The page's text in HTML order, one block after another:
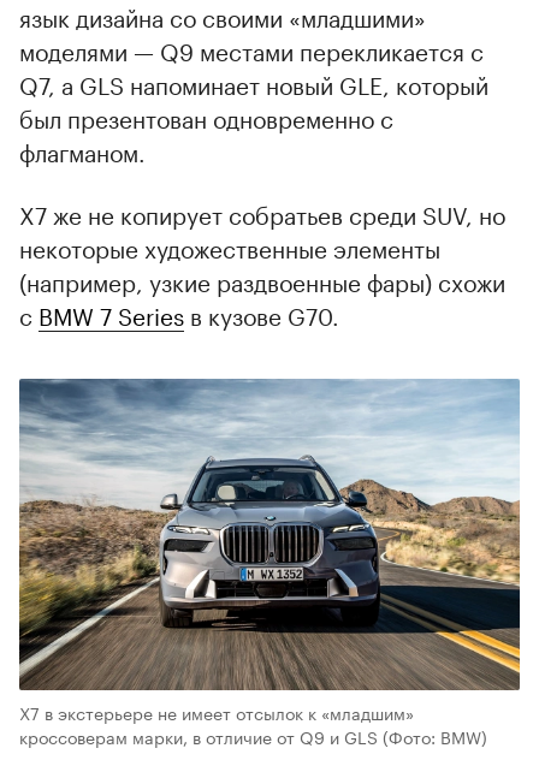
язык дизайна со своими «младшими»
моделями — Q9 местами перекликается с
Q7, а GLS напоминает новый GLE, который
был презентован одновременно с
флагманом.
X7 же не копирует собратьев среди SUV, но
некоторые художественные элементы
(например, узкие раздвоенные фары) схожи
с BMW 7 Series в кузове G70.
X7 в экстерьере не имеет отсылок к «младшим»
кроссоверам марки, в отличие от Q9 и GLS (Фото: BMW)